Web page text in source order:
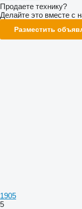
Продаете технику?
Делайте это вместе с
Разместить
1905
5